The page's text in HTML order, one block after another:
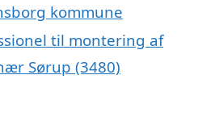
kommune
til montering af
Sørup (3480)